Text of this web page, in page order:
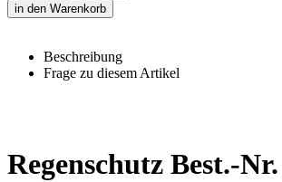
in den Warenkorb
Beschreibung
Frage zu diesem Artikel
Regenschutz Best.-